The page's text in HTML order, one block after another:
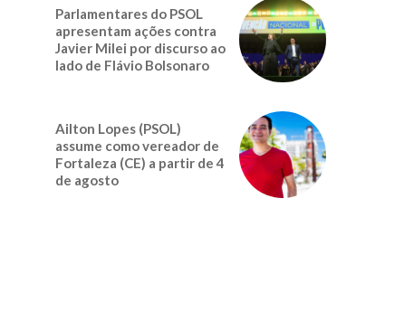
Parlamentares do PSOL
apresentam ações contra
Javier Milei por discurso ao
lado de Flávio Bolsonaro
Ailton Lopes (PSOL)
assume como vereador de
Fortaleza (CE) a partir de 4
de agosto